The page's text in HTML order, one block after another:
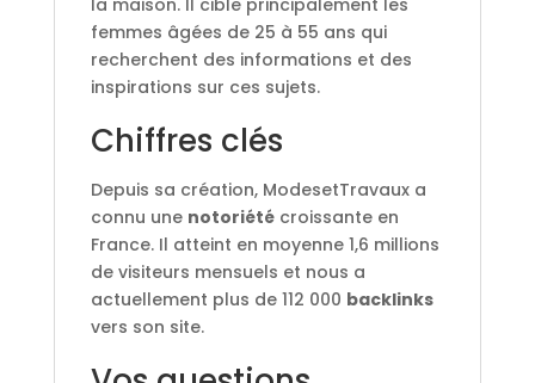
la maison. Il cible principalement les
femmes âgées de 25 à 55 ans qui
recherchent des informations et des
inspirations sur ces sujets.
Chiffres clés
Depuis sa création, ModesetTravaux a
connu une notoriétécroissante en
France. Il atteint en moyenne 1,6 millions
de visiteurs mensuels et nous a
actuellement plus de 112 000 backlinks
vers son site.